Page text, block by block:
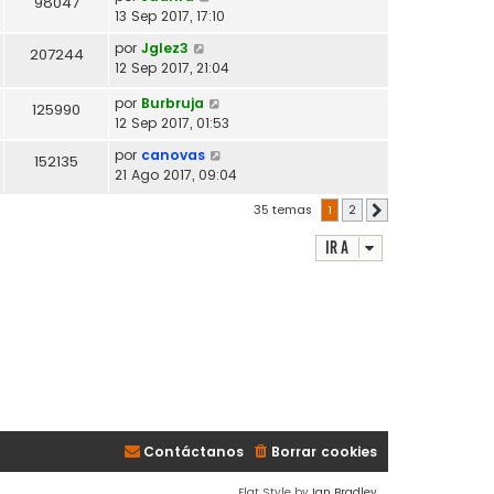
13 Sep 2017, 17:10
207244 por Jglez3
12 Sep 2017, 21:04
125990 por Burbruja
12 Sep 2017, 01:53
152135 por canovas
21 Ago 2017, 09:04
35 temas 1 2
Ir a
Borrar cookies
Contáctanos